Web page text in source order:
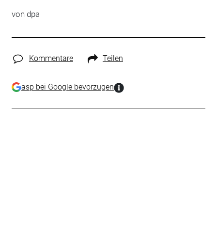
von dpa
Kommentare Teilen
asp bei Google bevorzugen